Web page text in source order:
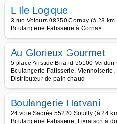
L Ile Logique
3 rue Velours 08250 Cornay (à 23 km
Boulangerie Patisserie à Cornay
Au Glorieux Gourmet
5 place Aristide Briand 55100 Verdun
Boulangerie Patisserie,
Distributeur de pain chaud
Boulangerie Hatvani
24 voie Sacrée 55220 Souilly (à 24
Boulangerie Patisserie, Livraison à